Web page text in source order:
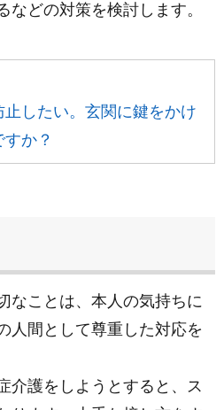
などの対策を検討します。
したい。玄関に鍵をかけ
か？
なことは、本人の気持ちに
人間として尊重した対応を
介護をしようとすると、ス